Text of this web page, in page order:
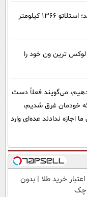
غول 586 اسب بخاری هواوی وارد میدان شد؛ استلاتو 1366 کیلومتر
هواوی لوکس ترین ون خود را
می‌گویند فعلاً دست
خودمان غرق شدیم،
اجازه ندادند عده‌ای وارد
اعتبار خرید طلا | بدون
چک